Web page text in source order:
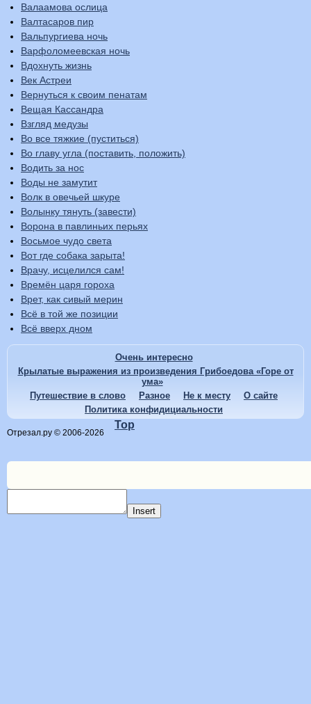
Валаамова ослица
Валтасаров пир
Вальпургиева ночь
Варфоломеевская ночь
Вдохнуть жизнь
Век Астреи
Вернуться к своим пенатам
Вещая Кассандра
Взгляд медузы
Во все тяжкие (пуститься)
Во главу угла (поставить, положить)
Водить за нос
Воды не замутит
Волк в овечьей шкуре
Волынку тянуть (завести)
Ворона в павлиньих перьях
Восьмое чудо света
Вот где собака зарыта!
Врачу, исцелился сам!
Времён царя гороха
Врет, как сивый мерин
Всё в той же позиции
Всё вверх дном
Очень интересно
Крылатые выражения из произведения Грибоедова «Горе от
ума»
Путешествие в слово
Разное Не к месту
О сайте
Политика конфидициальности
Отрезал.ру © 2006-2026
Top
Insert